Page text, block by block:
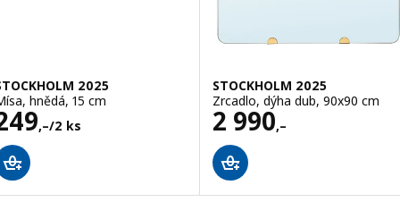
2025
hnědá, 15 cm
,–/2 ks
249,–/2 ks
STOCKHOLM 2025
Zrcadlo, dýha dub, 90x90 cm
2 990,–
Cena 2990,–